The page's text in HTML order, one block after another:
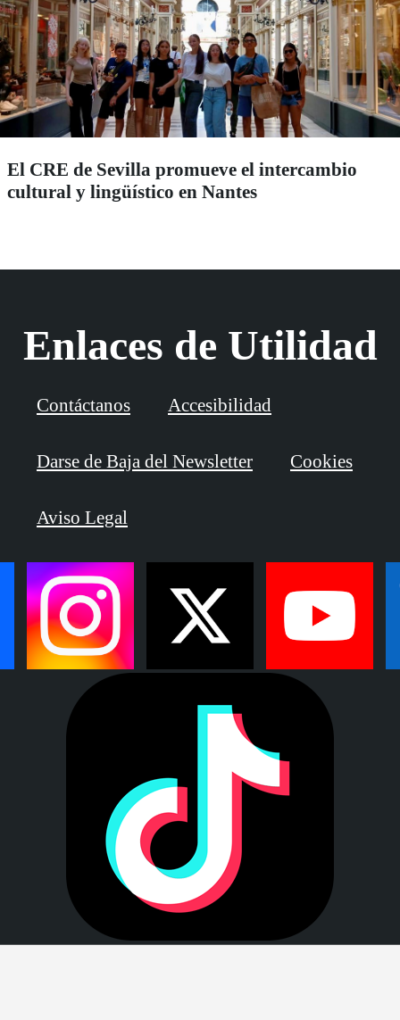
El CRE de Sevilla promueve el intercambio
cultural y lingüístico en Nantes
Enlaces de Utilidad
Contáctanos Accesibilidad
Darse de Baja del Newsletter Cookies
Aviso Legal